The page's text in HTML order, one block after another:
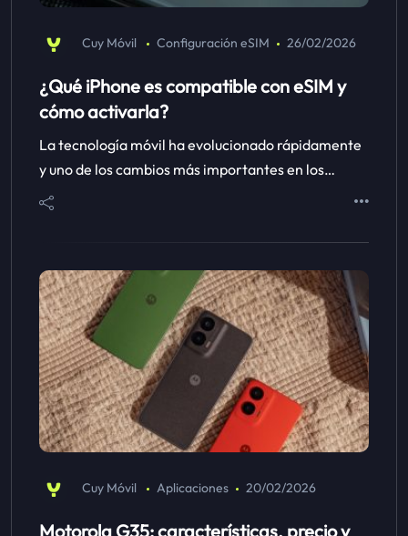
Cuy Móvil Configuración eSIM 26/02/2026
¿Qué iPhone es compatible con eSIM y
cómo activarla?
La tecnología móvil ha evolucionado rápidamente
y uno de los cambios más importantes en los…
Cuy Móvil Aplicaciones 20/02/2026
Motorola G35: características, precio y